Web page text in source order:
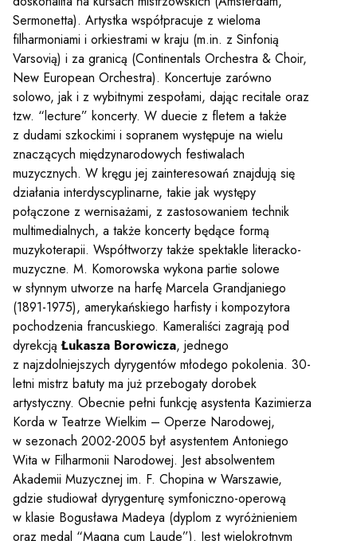
Praca
Sermonetta). Artystka współpracuje z wieloma
filharmoniami i orkiestrami w kraju (m.in. z Sinfonią
Varsovią) i za granicą (Continentals Orchestra & Choir,
New European Orchestra). Koncertuje zarówno
solowo, jak i z wybitnymi zespołami, dając recitale oraz
tzw. “lecture” koncerty. W duecie z fletem a także
z dudami szkockimi i sopranem występuje na wielu
znaczących międzynarodowych festiwalach
muzycznych. W kręgu jej zainteresowań znajdują się
działania interdyscyplinarne, takie jak występy
połączone z wernisażami, z zastosowaniem technik
multimedialnych, a także koncerty będące formą
muzykoterapii. Współtworzy także spektakle literacko-
muzyczne. M. Komorowska wykona partie solowe
w słynnym utworze na harfę Marcela Grandjaniego
(1891-1975), amerykańskiego harfisty i kompozytora
pochodzenia francuskiego. Kameraliści zagrają pod
dyrekcjąŁukasza Borowicza, jednego
z najzdolniejszych dyrygentów młodego pokolenia. 30-
letni mistrz batuty ma już przebogaty dorobek
artystyczny. Obecnie pełni funkcję asystenta Kazimierza
Korda w Teatrze Wielkim – Operze Narodowej,
w sezonach 2002-2005 był asystentem Antoniego
Wita w Filharmonii Narodowej. Jest absolwentem
Akademii Muzycznej im. F. Chopina w Warszawie,
gdzie studiował dyrygenturę symfoniczno-operową
w klasie Bogusława Madeya (dyplom z wyróżnieniem
oraz medal “Magna cum Laude”). Jest wielokrotnym